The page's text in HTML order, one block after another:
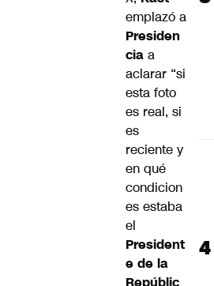
emplazó a
Presiden
cia a
aclarar “si
esta foto
es real, si
es
reciente y
en qué
condicion
es estaba
el
President
e de la